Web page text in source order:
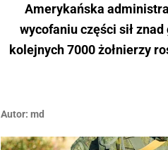
Amerykańska
wycofaniu części sił
kolejnych 7000 żołnierzy
Autor: md